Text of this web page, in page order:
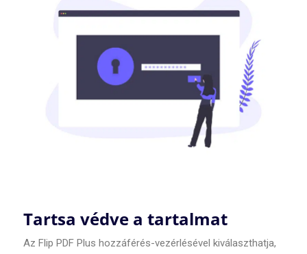
Tartsa védve a tartalmat
Az Flip PDF Plus hozzáférés-vezérlésével kiválaszthatja,